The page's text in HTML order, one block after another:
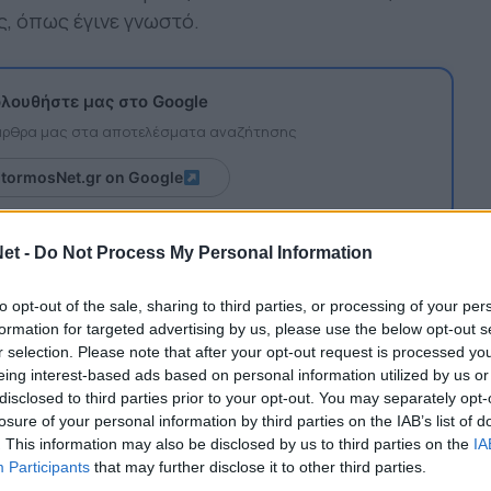
- Do Not Process My Personal Information
opt-out of the sale, sharing to third parties, or processing of your
for targeted advertising by us, please use the below opt-out
selection. Please note that after your opt-out request is processed
interest-based ads based on personal information utilized by us
to third parties prior to your opt-out. You may separately
of your personal information by third parties on the IAB’s list of
This information may also be disclosed by us to third parties on the
Participants that may further disclose it to other third parties.
όπως έγινε γνωστό.
μας στο Google
μας στα αποτελέσματα αναζήτησης
on Google
του με τη φανέλα του Παναιτωλικού,
συμμετοχή. Ο Ντίαζ έμεινε εκτός με
πάγκο.
συνθέτουν οι:
Χουχούμης, Μλάντεν, Ντουάρτε, Κολοβός,